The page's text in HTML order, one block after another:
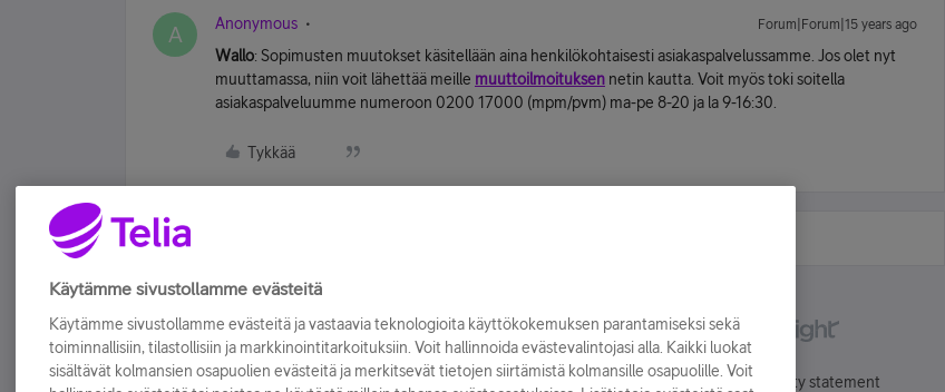
A Anonymous Forum|Forum|15 years ago
Wallo: Sopimusten muutokset käsitellään aina henkilökohtaisesti asiakaspalvelussamme. Jos olet nyt
muuttamassa, niin voit lähettää meille muuttoilmoituksen netin kautta. Voit myös toki soitella
asiakaspalveluumme numeroon 0200 17000 (mpm/pvm) ma-pe 8-20 ja la 9-16:30.
Tykkää
Käyttöehdot Accessibility statement
Käytämme sivustollamme evästeitä
Käytämme sivustollamme evästeitä ja vastaavia teknologioita käyttökokemuksen parantamiseksi sekä
toiminnallisiin, tilastollisiin ja markkinointitarkoituksiin. Voit hallinnoida evästevalintojasi alla. Kaikki luokat
sisältävät kolmansien osapuolien evästeitä ja merkitsevät tietojen siirtämistä kolmansille osapuolille. Voit